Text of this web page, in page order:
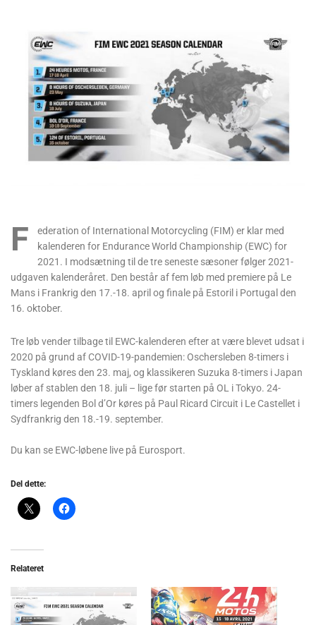
F
ederation of International Motorcycling (FIM) er klar med
kalenderen for Endurance World Championship (EWC) for
2021. I modsætning til de tre seneste sæsoner følger 2021-
udgaven kalenderåret. Den består af fem løb med premiere på Le
Mans i Frankrig den 17.-18. april og finale på Estoril i Portugal den
16. oktober.
Tre løb vender tilbage til EWC-kalenderen efter at være blevet udsat i
2020 på grund af COVID-19-pandemien: Oschersleben 8-timers i
Tyskland køres den 23. maj, og klassikeren Suzuka 8-timers i Japan
løber af stablen den 18. juli – lige før starten på OL i Tokyo. 24-
timers legenden Bol d’Or køres på Paul Ricard Circuit i Le Castellet i
Sydfrankrig den 18.-19. september.
Du kan se EWC-løbene live på Eurosport.
Del dette:
Relateret